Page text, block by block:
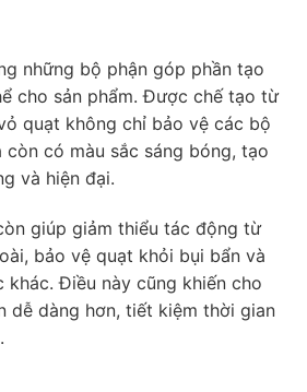
những bộ phận góp phần tạo
cho sản phẩm. Được chế tạo từ
quạt không chỉ bảo vệ các bộ
còn có màu sắc sáng bóng, tạo
và hiện đại.
giúp giảm thiểu tác động từ
bảo vệ quạt khỏi bụi bẩn và
Điều này cũng khiến cho
dễ dàng hơn, tiết kiệm thời gian